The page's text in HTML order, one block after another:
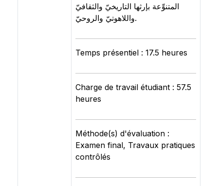
المتنوِّعة بإرثها التاريخيّ والثقافيّ
واللاهوتيّ والروحيّ.
Temps présentiel : 17.5 heures
Charge de travail étudiant : 57.5
heures
Méthode(s) d'évaluation :
Examen final, Travaux pratiques
contrôlés